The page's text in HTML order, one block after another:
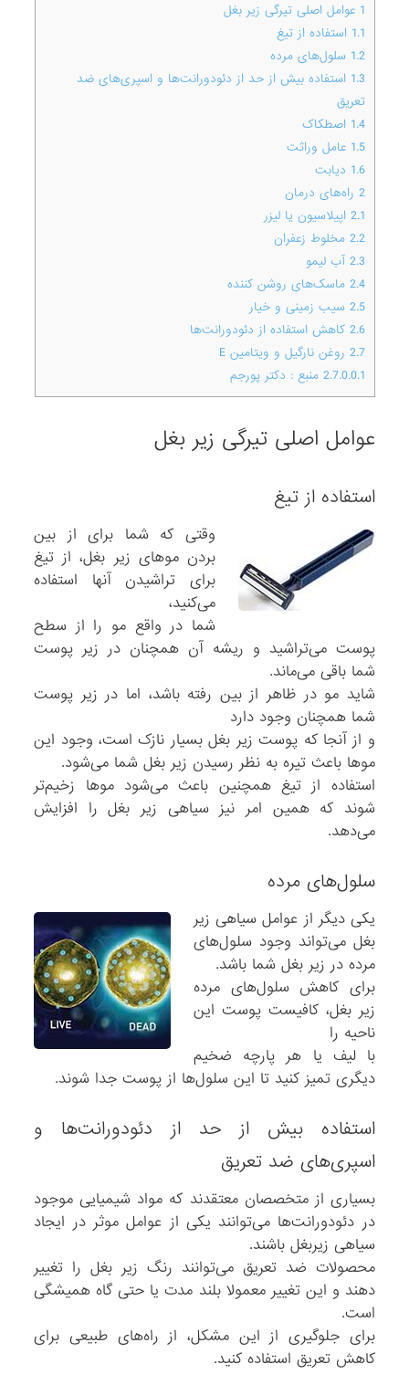
1 عوامل اصلی تیرگی زیر بغل
1.1 استفاده از تیغ
1.2 سلول‌های مرده
1.3 استفاده بیش از حد از دئودورانت‌ها و اسپری‌های ضد
تعریق
1.4 اصطکاک
1.5 عامل وراثت
1.6 دیابت
2 راه‌های درمان
2.1 اپیلاسیون یا لیزر
2.2 مخلوط زعفران
2.3 آب لیمو
2.4 ماسک‌های روشن کننده
2.5 سیب زمینی و خیار
2.6 کاهش استفاده از دئودورانت‌ها
2.7 روغن نارگیل و ویتامین E
2.7.0.0.1 منبع : دکتر پورجم
عوامل اصلی تیرگی زیر بغل
استفاده از تیغ
وقتی که شما برای از بین
بردن موهای زیر بغل، از تیغ
برای تراشیدن آنها استفاده
می‌کنید،
شما در واقع مو را از سطح
پوست می‌تراشید و ریشه آن همچنان در زیر پوست
شما باقی می‌ماند.
شاید مو در ظاهر از بین رفته باشد، اما در زیر پوست
شما همچنان وجود دارد
و از آنجا که پوست زیر بغل بسیار نازک است، وجود این
موها باعث تیره به نظر رسیدن زیر بغل شما می‌شود.
استفاده از تیغ همچنین باعث می‌شود موها زخیم‌تر
شوند که همین امر نیز سیاهی زیر بغل را افزایش
می‌دهد.
سلول‌های مرده
یکی دیگر از عوامل سیاهی زیر
بغل می‌تواند وجود سلول‌های
مرده در زیر بغل شما باشد.
برای کاهش سلول‌های مرده
زیر بغل، کافیست پوست این
ناحیه را
با لیف یا هر پارچه ضخیم
دیگری تمیز کنید تا این سلول‌ها از پوست جدا شوند.
استفاده بیش از حد از دئودورانت‌ها و
اسپری‌های ضد تعریق
بسیاری از متخصصان معتقدند که مواد شیمیایی موجود
در دئودورانت‌ها می‌توانند یکی از عوامل موثر در ایجاد
سیاهی زیربغل باشند.
محصولات ضد تعریق می‌توانند رنگ زیر بغل را تغییر
دهند و این تغییر معمولا بلند مدت یا حتی گاه همیشگی
است.
برای جلوگیری از این مشکل، از راه‌های طبیعی برای
کاهش تعریق استفاده کنید.